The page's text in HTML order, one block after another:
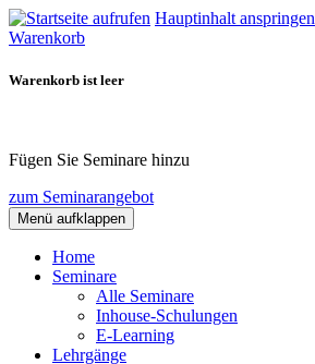
Hauptinhalt anspringen
Warenkorb
Warenkorb ist leer
Fügen Sie Seminare hinzu
zum Seminarangebot
Menü aufklappen
Home
Seminare
Alle Seminare
Inhouse-Schulungen
E-Learning
Lehrgänge